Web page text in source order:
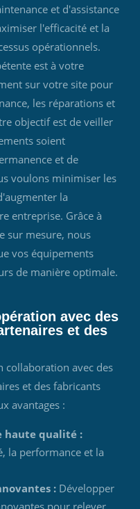
et d'assistance
l'efficacité et la
opérationnels.
est à votre
sur votre site pour
les réparations et
objectif est de veiller
soient
et de
voulons minimiser les
la
entreprise. Grâce à
sur mesure, nous
vos équipements
de manière optimale.
avec des
et des
collaboration avec des
et des fabricants
avantages :
haute qualité :
la performance et la
: Développer